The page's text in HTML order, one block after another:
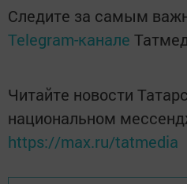
Следите за самым
Telegram-канале
Читайте новости
национальном
https://max.ru/tatmedia